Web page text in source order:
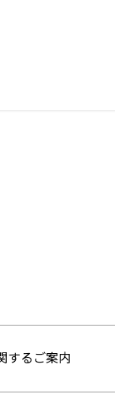
するご案内